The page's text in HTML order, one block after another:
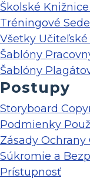
Školské
Tréningové
Všetky
Šablóny
Šablóny
Postupy
Storyboard
Podmienky
Zásady
Súkromie a
Prístupnosť